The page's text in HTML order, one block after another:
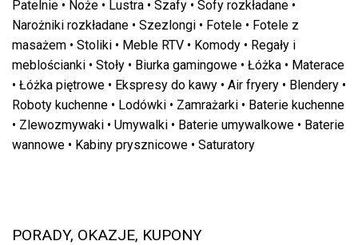
Patelnie • Noże • Lustra • Szafy • Sofy rozkładane •
Narożniki rozkładane • Szezlongi • Fotele • Fotele z
masażem • Stoliki • Meble RTV • Komody • Regały i
meblościanki • Stoły • Biurka gamingowe • Łóżka • Materace
• Łóżka piętrowe • Ekspresy do kawy • Air fryery • Blendery •
Roboty kuchenne • Lodówki • Zamrażarki • Baterie kuchenne
• Zlewozmywaki • Umywalki • Baterie umywalkowe • Baterie
wannowe • Kabiny prysznicowe • Saturatory
PORADY, OKAZJE, KUPONY